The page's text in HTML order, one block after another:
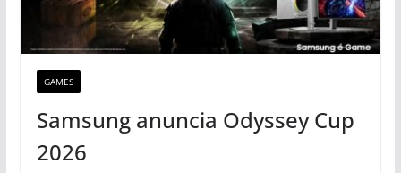
GAMES
Samsung anuncia Odyssey Cup
2026